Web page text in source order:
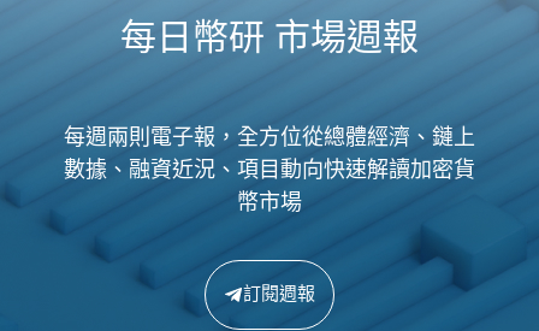
每日幣研 市場週報
每週兩則電子報，全方位從總體經濟、鏈上
數據、融資近況、項目動向快速解讀加密貨
幣市場
訂閱週報